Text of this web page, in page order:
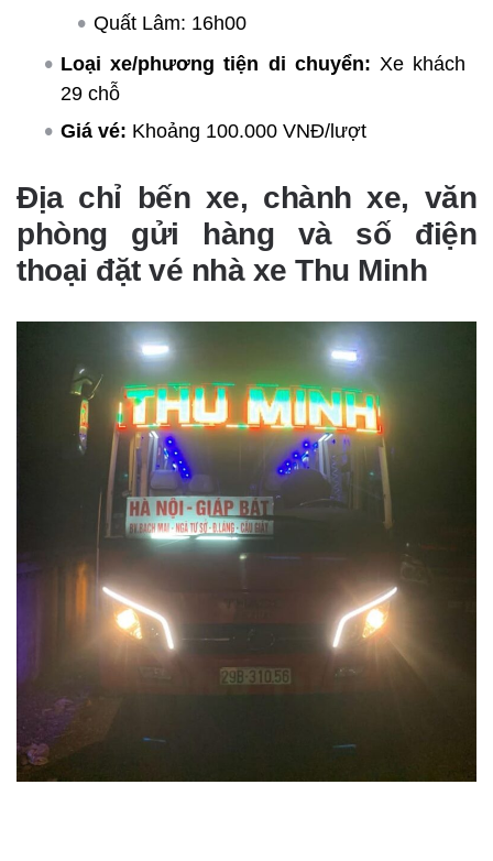
Quất Lâm: 16h00
Loại xe/phương tiện di chuyển: Xe khách
29 chỗ
Giá vé: Khoảng 100.000 VNĐ/lượt
Địa chỉ bến xe, chành xe, văn
phòng gửi hàng và số điện
thoại đặt vé nhà xe Thu Minh